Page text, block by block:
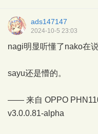
ads147147
2024-10-5 23:03
nagi明显听懂了nako在
sayu还是懵的。
—— 来自 OPPO
v3.0.0.81-alpha